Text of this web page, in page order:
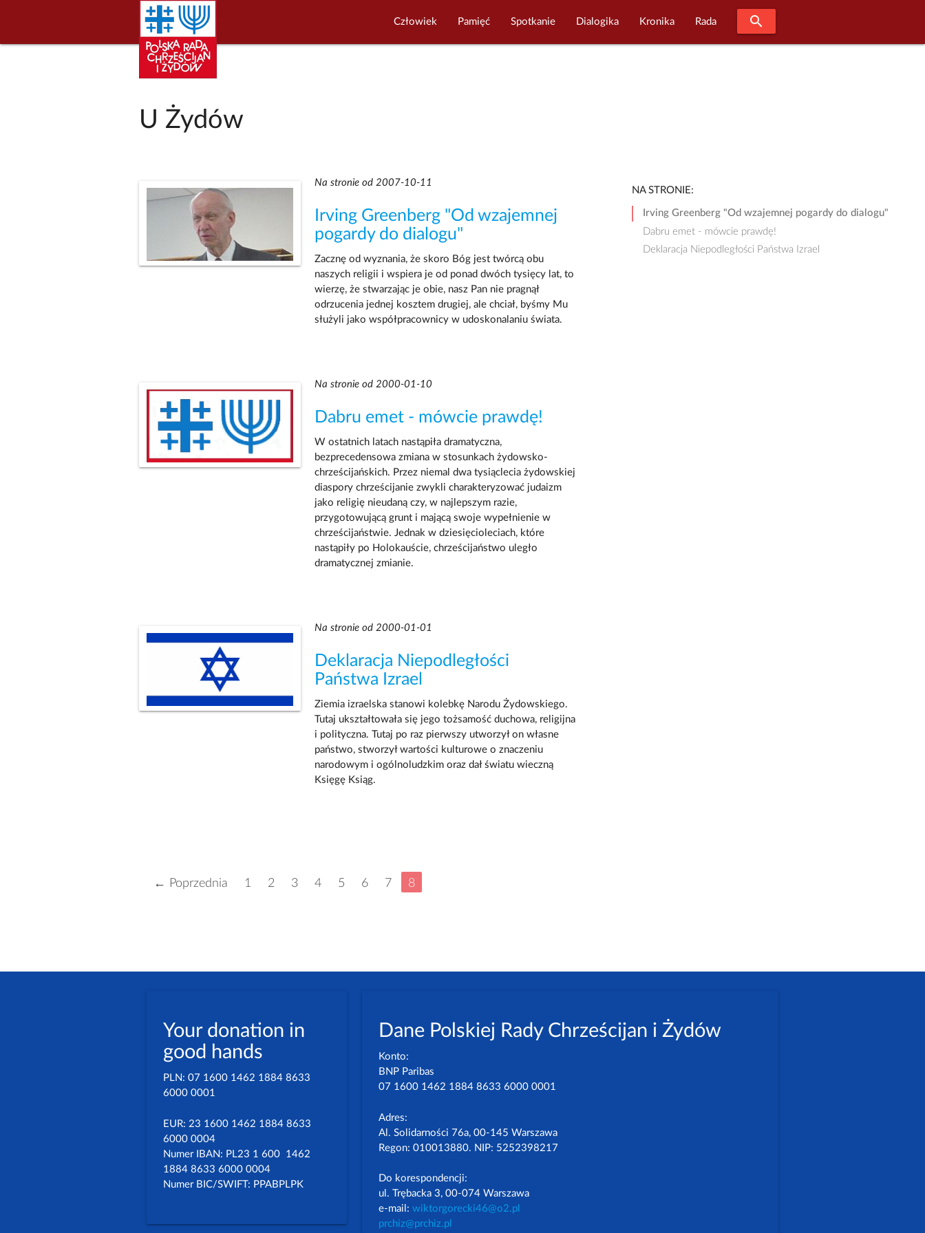
Człowiek Pamięć Spotkanie Dialogika Kronika Rada search
U Żydów
Na stronie od 2007-10-11
Irving Greenberg "Od wzajemnej
pogardy do dialogu"
Zacznę od wyznania, że skoro Bóg jest twórcą obu
naszych religii i wspiera je od ponad dwóch tysięcy lat, to
wierzę, że stwarzając je obie, nasz Pan nie pragnął
odrzucenia jednej kosztem drugiej, ale chciał, byśmy Mu
służyli jako współpracownicy w udoskonalaniu świata.
Na stronie od 2000-01-10
Dabru emet - mówcie prawdę!
W ostatnich latach nastąpiła dramatyczna,
bezprecedensowa zmiana w stosunkach żydowsko-
chrześcijańskich. Przez niemal dwa tysiąclecia żydowskiej
diaspory chrześcijanie zwykli charakteryzować judaizm
jako religię nieudaną czy, w najlepszym razie,
przygotowującą grunt i mającą swoje wypełnienie w
chrześcijaństwie. Jednak w dziesięcioleciach, które
nastąpiły po Holokauście, chrześcijaństwo uległo
dramatycznej zmianie.
Na stronie od 2000-01-01
Deklaracja Niepodległości
Państwa Izrael
Ziemia izraelska stanowi kolebkę Narodu Żydowskiego.
Tutaj ukształtowała się jego tożsamość duchowa, religijna
i polityczna. Tutaj po raz pierwszy utworzył on własne
państwo, stworzył wartości kulturowe o znaczeniu
narodowym i ogólnoludzkim oraz dał światu wieczną
Księgę Ksiąg.
NA STRONIE:
Irving Greenberg "Od wzajemnej pogardy do dialogu"
Dabru emet - mówcie prawdę!
Deklaracja Niepodległości Państwa Izrael
← Poprzednia 1 2 3 4 5 6 7 8
Dane Polskiej Rady Chrześcijan i Żydów
Konto:
BNP Paribas
07 1600 1462 1884 8633 6000 0001
Adres:
Al. Solidarności 76a, 00-145 Warszawa
Regon: 010013880. NIP: 5252398217
Do korespondencji:
ul. Trębacka 3, 00-074 Warszawa
e-mail:wiktorgorecki46@o2.pl
prchiz@prchiz.pl
Your donation in
good hands
PLN: 07 1600 1462 1884 8633
6000 0001
EUR: 23 1600 1462 1884 8633
6000 0004
Numer IBAN: PL23 1 600 1462
1884 8633 6000 0004
Numer BIC/SWIFT: PPABPLPK